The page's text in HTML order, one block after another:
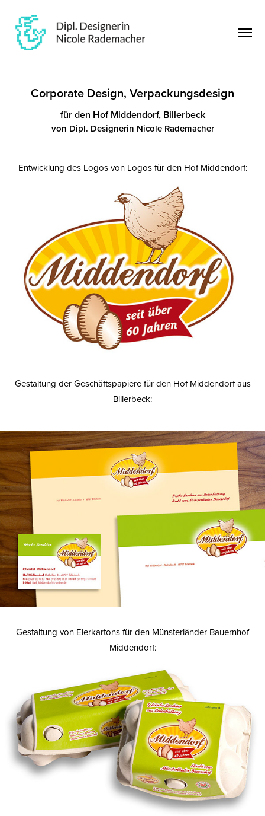
Corporate Design, Verpackungsdesign
für den Hof Middendorf, Billerbeck
von Dipl. Designerin Nicole Rademacher
Entwicklung des Logos von Logos für den Hof Middendorf:
Gestaltung der Geschäftspapiere für den Hof Middendorf aus
Billerbeck:
Gestaltung von Eierkartons für den Münsterländer Bauernhof
Middendorf: